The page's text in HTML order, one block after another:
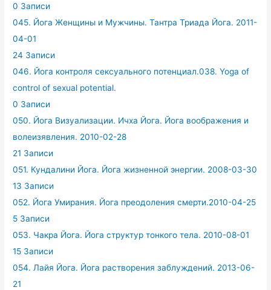
0 Записи
045. Йога Женщины и Мужчины. Тантра Триада Йога. 2011-
04-01
24 Записи
046. Йога контроля сексуального потенциал.038. Yoga of
control of sexual potential.
0 Записи
050. Йога Визуализации. Ичха Йога. Йога воображения и
волеизявления. 2010-02-28
21 Записи
051. Кундалини Йога. Йога жизненной энергии. 2008-03-30
13 Записи
052. Йога Умирания. Йога преодоления смерти.2010-04-25
5 Записи
053. Чакра Йога. Йога структур тонкого тела. 2010-08-01
15 Записи
054. Лайя Йога. Йога растворения заблуждений. 2013-06-
21